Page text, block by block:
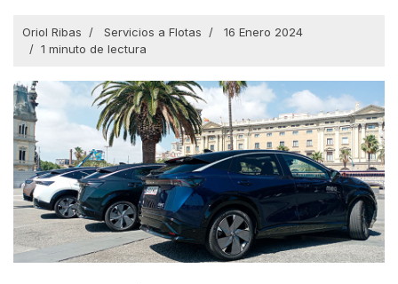
Oriol Ribas Servicios a Flotas
16 Enero 2024
1 minuto de lectura